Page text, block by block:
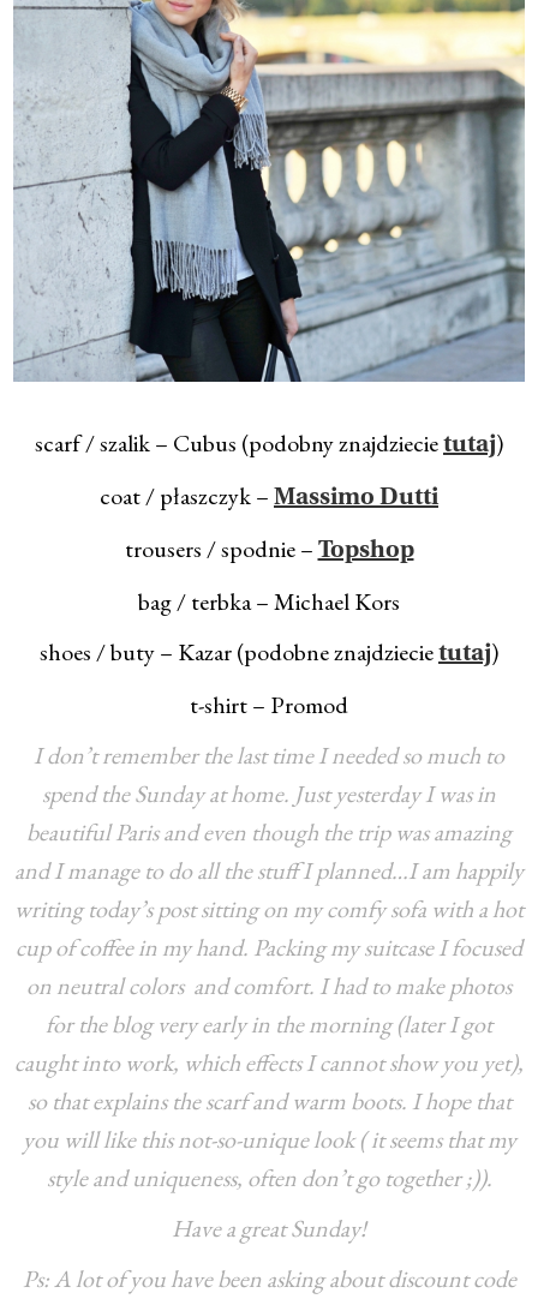
scarf / szalik – Cubus (podobny znajdziecie tutaj)
coat / płaszczyk – Massimo Dutti
trousers / spodnie – Topshop
bag / terbka – Michael Kors
shoes / buty – Kazar (podobne znajdziecie tutaj)
t-shirt – Promod
I don’t remember the last time I needed so much to
spend the Sunday at home. Just yesterday I was in
beautiful Paris and even though the trip was amazing
and I manage to do all the stuff I planned…I am happily
writing today’s post sitting on my comfy sofa with a hot
cup of coffee in my hand. Packing my suitcase I focused
on neutral colors and comfort. I had to make photos
for the blog very early in the morning (later I got
caught into work, which effects I cannot show you yet),
so that explains the scarf and warm boots. I hope that
you will like this not-so-unique look ( it seems that my
style and uniqueness, often don’t go together ;)).
Have a great Sunday!
Ps: A lot of you have been asking about discount code